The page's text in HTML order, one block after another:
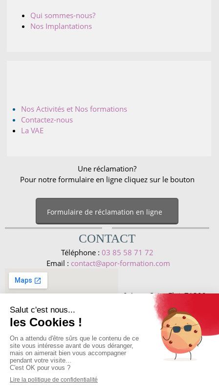
Qui sommes-nous?
Nos Implantations
Nos Activités et Nos formations
Contactez-nous
La VAE
Une réclamation?
Pour notre formulaire en ligne cliquez sur le bouton
Formulaire de réclamation en ligne
CONTACT
Téléphone : 03 85 58 71 72
Email : contact@apor-formation.com
9 A rue Saint Eloi, 71300,
Montceau les Mines
Copyright © Apor2026
RGPD Mentions Légales CGV